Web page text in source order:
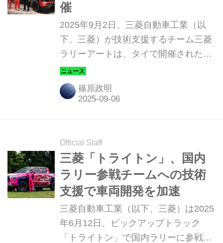
催
2025年9月2日、三菱自動車工業（以
下、三菱）が技術支援するチーム三菱
ラリーアートは、タイで開催されたア
ジアクロスカントリーラリー（以下、
AXCR）2025の優勝報告をメディアに
向けて行った。
篠原政明
Official Staff
三菱「トライトン」、国内
ラリー参戦チームへの技術
支援で車両開発を加速
三菱自動車工業（以下、三菱）は2025
年6月12日、ピックアップトラック
「トライトン」で国内ラリーに参戦す